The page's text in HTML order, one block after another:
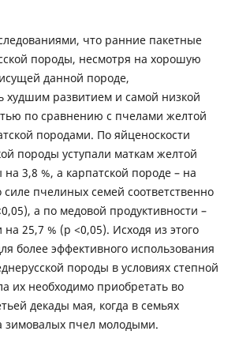
что ранние пакетные
породы, несмотря на хорошую
данной породе,
худшим развитием и самой низкой
по сравнению с пчелами желтой
породами. По яйценоскости
породы уступали маткам желтой
на 3,8 %, а карпатской породе – на
силе пчелиных семей соответственно
а по медовой продуктивности –
25,7 % (р <0,05). Исходя из этого
более эффективного использования
породы в условиях степной
их необходимо приобретать во
декады мая, когда в семьях
зимовалых пчел молодыми.